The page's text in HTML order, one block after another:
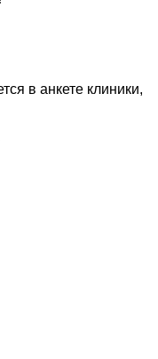
в анкете клиники,